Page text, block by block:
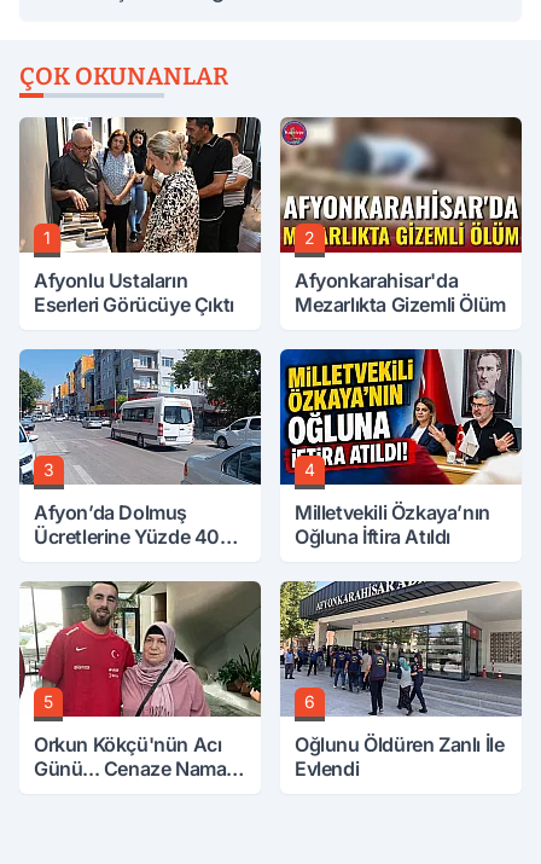
ÇOK OKUNANLAR
1
Afyonlu Ustaların
Eserleri Görücüye Çıktı
2
Afyonkarahisar'da
Mezarlıkta Gizemli Ölüm
3
Afyon’da Dolmuş
Ücretlerine Yüzde 40
4
Milletvekili Özkaya’nın
Oğluna İftira Atıldı
5
Orkun Kökçü'nün Acı
Günü... Cenaze Namazı
6
Oğlunu Öldüren Zanlı İle
Evlendi